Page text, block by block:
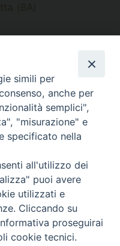
(BA)
simili per
anche per
semplici",
"misurazione" e
specificato nella
all'utilizzo dei
puoi avere
utilizzati e
Cliccando su
proseguirai
cookie tecnici.